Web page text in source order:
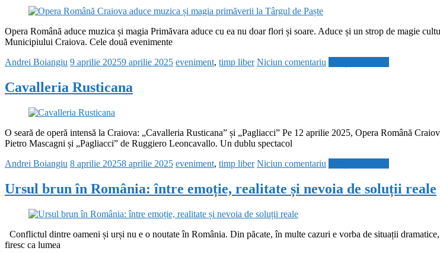
Opera Română aduce muzica și magia Primăvara aduce cu ea nu doar flori și soare. Aduce și un strop de magie
Municipiului Craiova. Cele două evenimente
Andrei Boiangiu 9 aprilie 20259 aprilie 2025 eveniment, timp liber Niciun comentariu
Cavalleria Rusticana
O seară de operă intensă la Craiova: „Cavalleria Rusticana” și „Pagliacci” Pe 12 aprilie 2025, Opera Română
Pietro Mascagni și „Pagliacci” de Ruggiero Leoncavallo. Un dublu spectacol
Andrei Boiangiu 8 aprilie 20258 aprilie 2025 eveniment, timp liber Niciun comentariu
Ursul brun în România: între emoție, realitate și nevoia de soluții reale
Conflictul dintre oameni și urși nu e o noutate în România. Din păcate, în multe cazuri e vorba de situații
firesc ca lumea